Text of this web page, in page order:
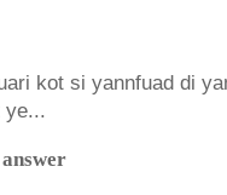
kot si yannfuad di
ye...